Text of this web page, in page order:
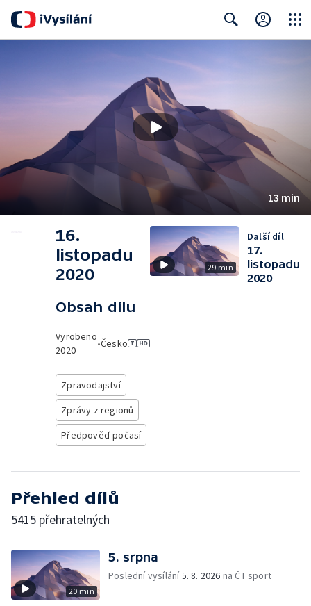
13 min
16.
listopadu
2020
Obsah dílu
Vyrobeno
2020
•Česko
Zpravodajství
Zprávy z regionů
Předpověď počasí
29 min
Další díl
17.
listopadu
2020
Přehled dílů
5415 přehratelných
20 min
5. srpna
Poslední vysílání5. 8. 2026 na ČT sport